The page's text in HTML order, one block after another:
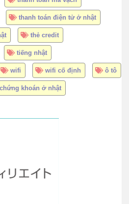
thanh toán điện tử ở nhật
thẻ credit
tiếng nhật
wifi wifi cố định ô tô
khoán ở nhật